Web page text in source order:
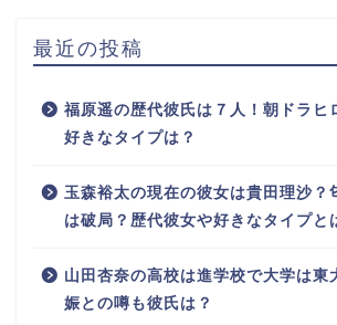
最近の投稿
福原遥の歴代彼氏は７人！朝ドラヒ
好きなタイプは？
玉森裕太の現在の彼女は貴田理沙？
は破局？歴代彼女や好きなタイプと
山田杏奈の高校は進学校で大学は東
娠との噂も彼氏は？